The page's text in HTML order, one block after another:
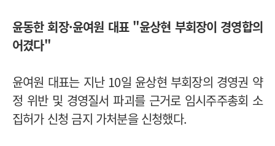
윤동한 회장·윤여원 대표 "윤상현 부회장이 경영합의
어겼다"
윤여원 대표는 지난 10일 윤상현 부회장의 경영권 약
정 위반 및 경영질서 파괴를 근거로 임시주주총회 소
집허가 신청 금지 가처분을 신청했다.